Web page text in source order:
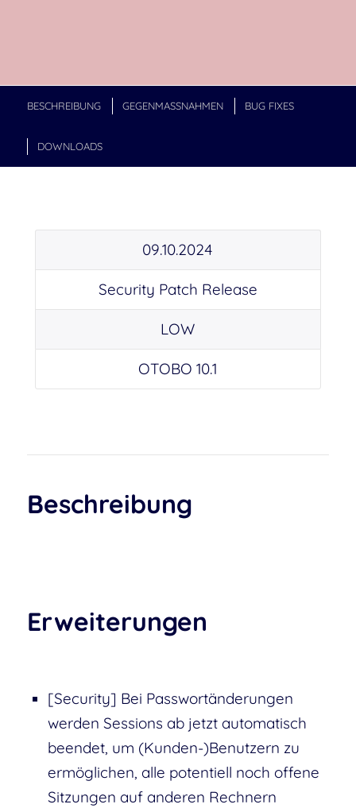
BESCHREIBUNG GEGENMASSNAHMEN BUG FIXES
DOWNLOADS
09.10.2024
Security Patch Release
LOW
OTOBO 10.1
Beschreibung
Erweiterungen
[Security] Bei Passwortänderungen
werden Sessions ab jetzt automatisch
beendet, um (Kunden-)Benutzern zu
ermöglichen, alle potentiell noch offene
Sitzungen auf anderen Rechnern